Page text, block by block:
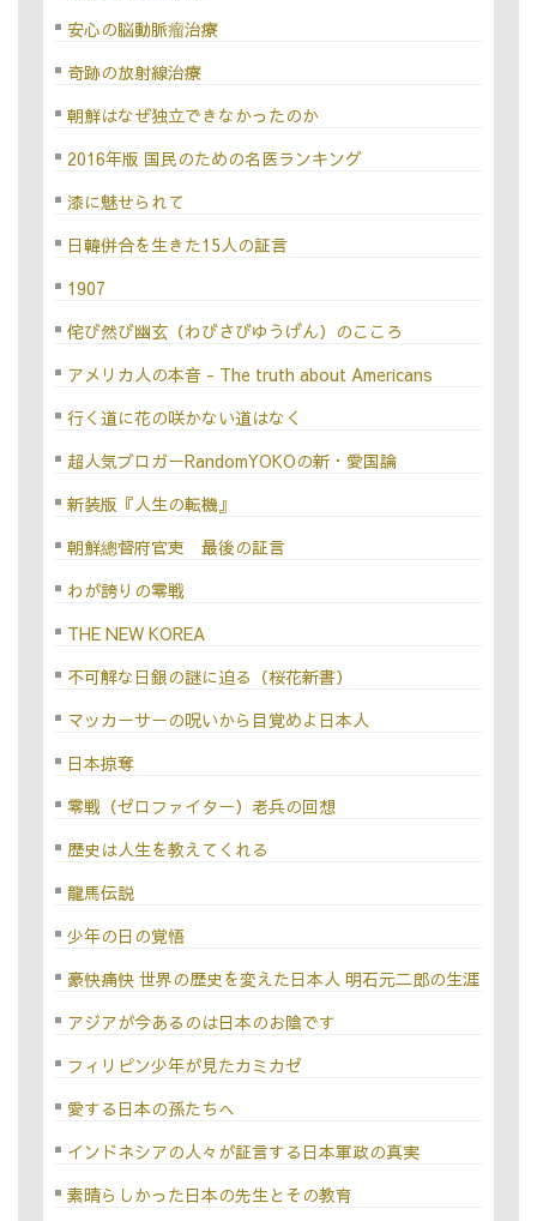
安心の脳動脈瘤治療
奇跡の放射線治療
朝鮮はなぜ独立できなかったのか
2016年版 国民のための名医ランキング
漆に魅せられて
日韓併合を生きた15人の証言
1907
侘び然び幽玄（わびさびゆうげん）のこころ
アメリカ人の本音 - The truth about Americans
行く道に花の咲かない道はなく
超人気ブロガーRandomYOKOの新・愛国論
新装版『人生の転機』
朝鮮總督府官吏 最後の証言
わが誇りの零戦
THE NEW KOREA
不可解な日銀の謎に迫る（桜花新書）
マッカーサーの呪いから目覚めよ日本人
日本掠奪
零戦（ゼロファイター）老兵の回想
歴史は人生を教えてくれる
龍馬伝説
少年の日の覚悟
豪快痛快 世界の歴史を変えた日本人 明石元二郎の生涯
アジアが今あるのは日本のお陰です
フィリピン少年が見たカミカゼ
愛する日本の孫たちへ
インドネシアの人々が証言する日本軍政の真実
素晴らしかった日本の先生とその教育